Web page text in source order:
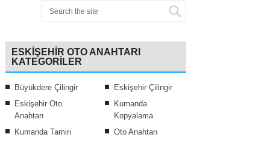
ESKIŞEHIR OTO ANAHTARI
KATEGORILER
Büyükdere Çilingir
Eskişehir Çilingir
Eskişehir Oto
Anahtarı
Kumanda
Kopyalama
Kumanda Tamiri
Oto Anahtarı